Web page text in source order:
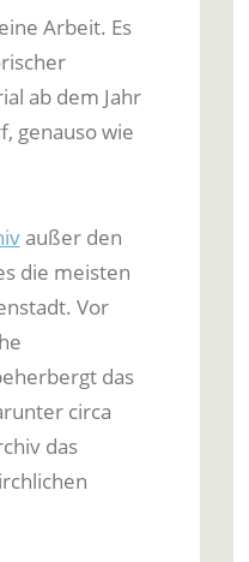
Arbeit. Es
ab dem Jahr
genauso wie
außer den
die meisten
Vor
das
circa
das